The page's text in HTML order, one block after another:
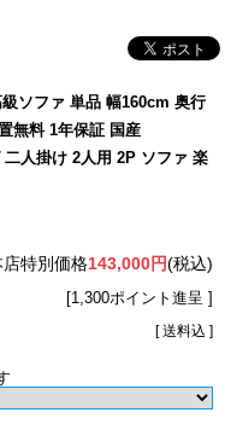
ソファ 単品 幅160cm 奥行
無料 1年保証 国産
人掛け 2人用 2P ソファ 楽
店特別価格143,000円(税込)
[1,300ポイント進呈 ]
[ 送料込 ]